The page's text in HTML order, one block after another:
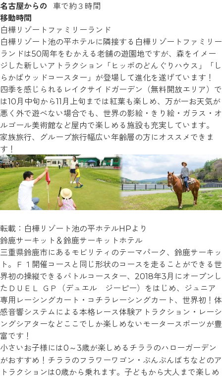
名古屋からの
移動時間
車で約３時間
白樺リゾートファミリーランド
白樺リゾート池の平ホテルに隣接する白樺リゾートファミリー
ランドは50周年をむかえる老舗の遊園地ですが、森をイメー
ジした新しいアトラクション「ヒッポのどんぐりハウス」「し
らかばウッドコースター」が登場して進化を遂げています！
四季を感じられるレイクサイドガーデン（無料開放エリア）で
は10月中旬から11月上旬までは紅葉も楽しめ、万が一お天気が
悪く外で遊べない場合でも、世界の影絵・きり絵・ガラス・オ
ルゴール美術館など屋内で楽しめる施設も充実しています。
家族旅行、グループ旅行幅広い年齢層の方にオススメできま
す！
転載：白樺リゾート池の平ホテルHPより
鈴鹿サーキット＆鈴鹿サーキットホテル
三重県鈴鹿市にあるモビリティのテーマパーク、鈴鹿サーキッ
ト。Ｆ１開催コースと同じ形状のコースを走ることができる世
界初の操縦できるバトルコースター、2018年3月にオープンし
たＤＵＥＬ ＧＰ（デュエル ジーピー）をはじめ、ジュニア
専用レーシングカート・コチラレーシングカート、世界初！体
感音響システムによる本格レース体験アトラクション・レーシ
ングシアターなどここでしか楽しめないモータースポーツが豊
富です！
小さいお子様には0～3歳が楽しめるチララのハローガーデン
がおすすめ！チララのフラワーワゴン・ぶんぶんばちなどのア
トラクションは0歳から乗れます。子どもから大人まで楽しめ